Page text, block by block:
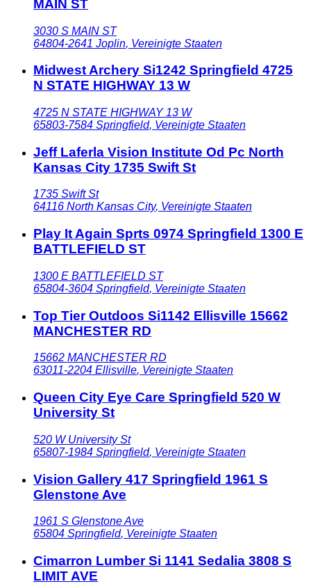
MAIN ST
3030 S MAIN ST
64804-2641 Joplin, Vereinigte Staaten
Midwest Archery Si1242 Springfield 4725
N STATE HIGHWAY 13 W
4725 N STATE HIGHWAY 13 W
65803-7584 Springfield, Vereinigte Staaten
Jeff Laferla Vision Institute Od Pc North
Kansas City 1735 Swift St
1735 Swift St
64116 North Kansas City, Vereinigte Staaten
Play It Again Sprts 0974 Springfield 1300 E
BATTLEFIELD ST
1300 E BATTLEFIELD ST
65804-3604 Springfield, Vereinigte Staaten
Top Tier Outdoos Si1142 Ellisville 15662
MANCHESTER RD
15662 MANCHESTER RD
63011-2204 Ellisville, Vereinigte Staaten
Queen City Eye Care Springfield 520 W
University St
520 W University St
65807-1984 Springfield, Vereinigte Staaten
Vision Gallery 417 Springfield 1961 S
Glenstone Ave
1961 S Glenstone Ave
65804 Springfield, Vereinigte Staaten
Cimarron Lumber Si 1141 Sedalia 3808 S
LIMIT AVE